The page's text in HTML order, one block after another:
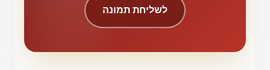
לשליחת תמונה